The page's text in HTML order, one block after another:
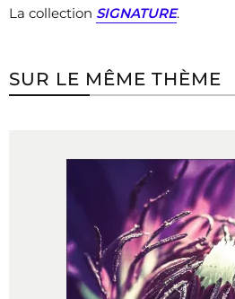
La collection SIGNATURE.
SUR LE MÊME THÈME